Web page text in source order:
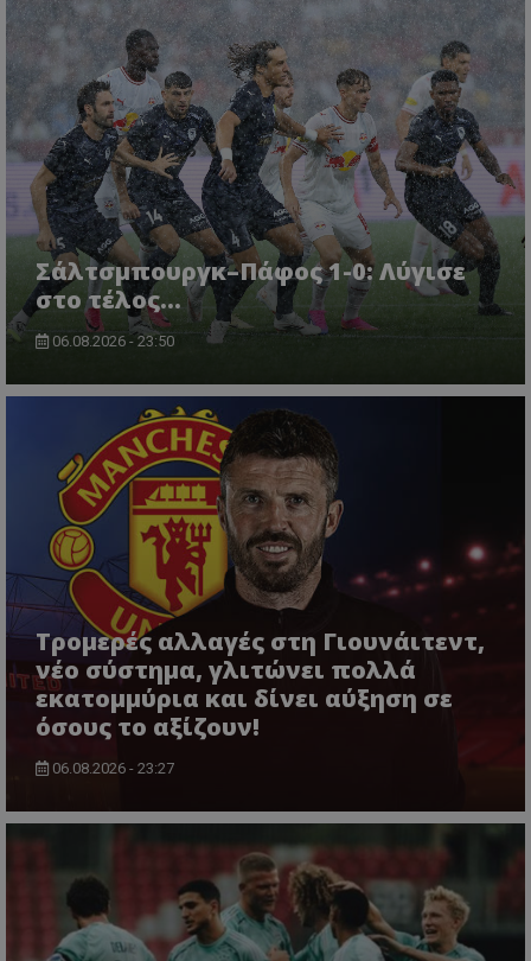
Σάλτσμπουργκ–Πάφος 1-0: Λύγισε
στο τέλος...
06.08.2026 - 23:50
Τρομερές αλλαγές στη Γιουνάιτεντ,
νέο σύστημα, γλιτώνει πολλά
εκατομμύρια και δίνει αύξηση σε
όσους το αξίζουν!
06.08.2026 - 23:27